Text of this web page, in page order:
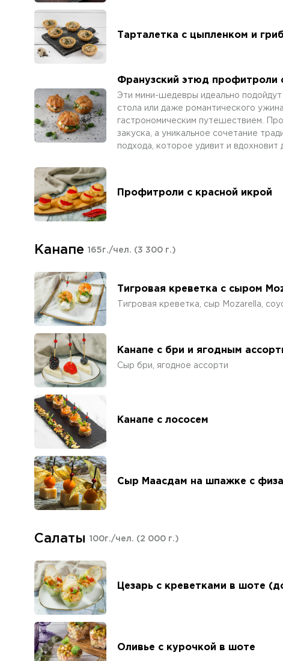
Тарталетка с цыпленком и
Франузский этюд профитроли
Эти мини-шедевры идеально
стола или даже романтического
гастрономическим путешествием.
закуска, а уникальное сочетание
подхода, которое удивит и
Профитроли с красной икрой
Канапе 165г./чел. (3 300 г.)
Тигровая креветка с сыром
Тигровая креветка, сыр Mozarella,
Канапе с бри и ягодным
Сыр бри, ягодное ассорти
Канапе с лососем
Сыр Маасдам на шпажке с
Салаты 100г./чел. (2 000 г.)
Цезарь с креветками в шоте
Оливье с курочкой в шоте